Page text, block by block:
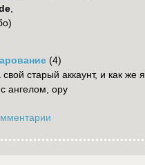
(4)
старый аккаунт, и как же я
ангелом, ору